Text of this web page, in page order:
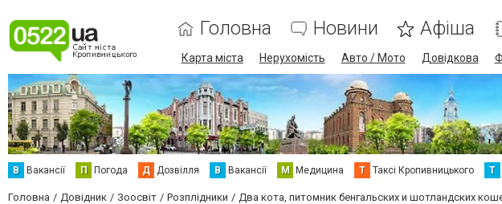
Головна Новини Афіша
Карта міста Нерухомість Авто / Мото Довідкова
В Вакансії П Погода Д Дозвілля В Вакансії М Медицина Т Таксі Кропивницького Т
Головна Довідник Зоосвіт Розплідники Два кота, питомник бенгальских и шотландских